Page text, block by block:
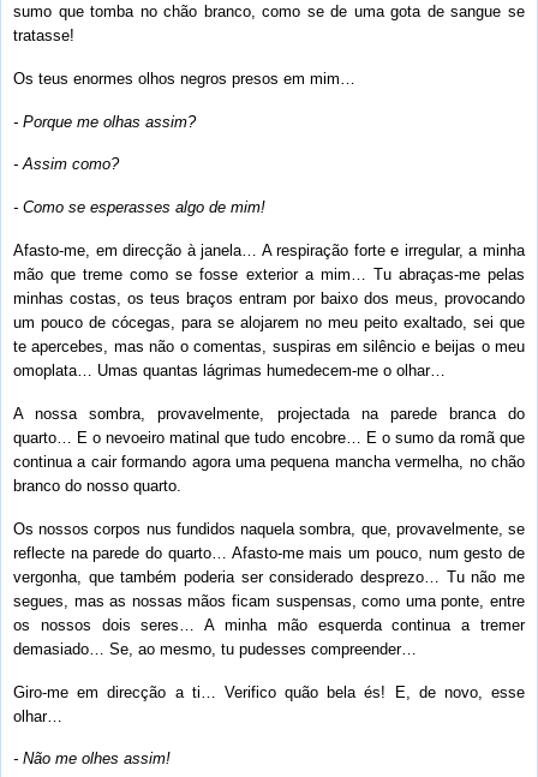
sumo que tomba no chão branco, como se de uma gota de sangue se
tratasse!
Os teus enormes olhos negros presos em mim…
- Porque me olhas assim?
- Assim como?
- Como se esperasses algo de mim!
Afasto-me, em direcção à janela… A respiração forte e irregular, a minha
mão que treme como se fosse exterior a mim… Tu abraças-me pelas
minhas costas, os teus braços entram por baixo dos meus, provocando
um pouco de cócegas, para se alojarem no meu peito exaltado, sei que
te apercebes, mas não o comentas, suspiras em silêncio e beijas o meu
omoplata… Umas quantas lágrimas humedecem-me o olhar…
A nossa sombra, provavelmente, projectada na parede branca do
quarto… E o nevoeiro matinal que tudo encobre… E o sumo da romã que
continua a cair formando agora uma pequena mancha vermelha, no chão
branco do nosso quarto.
Os nossos corpos nus fundidos naquela sombra, que, provavelmente, se
reflecte na parede do quarto… Afasto-me mais um pouco, num gesto de
vergonha, que também poderia ser considerado desprezo… Tu não me
segues, mas as nossas mãos ficam suspensas, como uma ponte, entre
os nossos dois seres… A minha mão esquerda continua a tremer
demasiado… Se, ao mesmo, tu pudesses compreender…
Giro-me em direcção a ti… Verifico quão bela és! E, de novo, esse
olhar…
- Não me olhes assim!